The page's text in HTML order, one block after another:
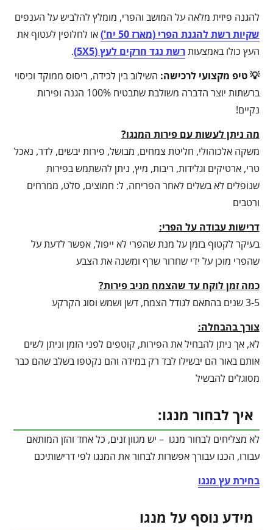
להגנה פיזית מלאה על המושב והפרי, מומלץ להלביש על הענפים
שקיות רשת להגנת הפרי (מארז 50 יח')
או לחלופין לעטוף את
העץ כולו באמצעותרשת נגד חרקים לעץ (5X5)
.
💡 טיפ מקצועי לרכישה: השילוב בין לכידה, ריסוס ממוקד וכיסוי
ברשתות יוצר הדברה משולבת שתבטיח 100% הגנה ופירות
נקיים!
מה ניתן לעשות עם פירות המנגו?
משקה אלכוהולי, חליטת צמחים, מבושל, פירות יבשים, לדר, נאכל
טרי, ארטיקים וגלידות, ריבות, מיץ, ניתן להשתמש בפירות
שנופלים לא בשלים לאחר הפריחה, ל: חמוצים, סלט, ממרחים
ורטבים
דרישות עבודה על הפרי:
בעיקר לקטוף בזמן על מנת שהפרי לא ייפול, אפשר לדעת על
שהפרי מוכן על ידי שחרור שרף ומשנה את הצבע
כמה זמן לוקח עד שהצמח מניב פירות?
3-5 שנים בהתאם לגודל הצמח, דשן ושמש וסוג הקרקע
צורך בהבחלה:
לא, אך ניתן להבחיל את הפירות, קוטפים לפני הזמן וניתן לשים
אותם באור הם יבשילו לבד רק במידה והם נקטפו בשלב שהם כבר
מסוגלים להבשיל
איך לבחור מנגו:
לא מצליחים לבחור מנגו – יש מגוון זנים, כל אחד והזן המותאם
עבורו, הכנו עבורך אפשרות לבחור את המנגו לפי דרישותיכם
בחירת עץ מנגו
מידע נוסף על מנגו